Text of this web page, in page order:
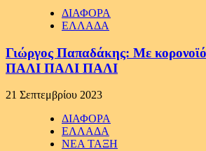
ΔΙΑΦΟΡΑ
ΕΛΛΑΔΑ
Γιώργος Παπαδάκης: Με
ΠΑΛΙ ΠΑΛΙ ΠΑΛΙ
21 Σεπτεμβρίου 2023
ΔΙΑΦΟΡΑ
ΕΛΛΑΔΑ
ΝΕΑ ΤΑΞΗ